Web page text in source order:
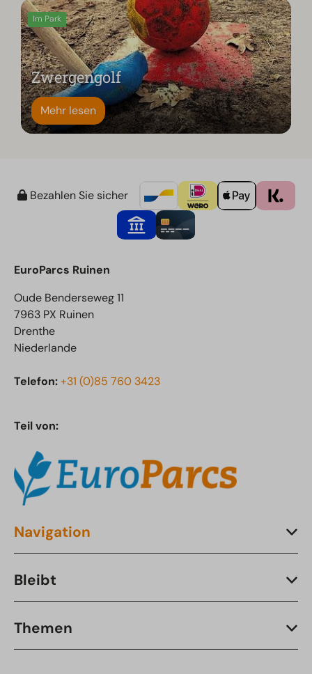
Im Park
Zwergengolf
Mehr lesen
Bezahlen Sie sicher
EuroParcs Ruinen
Oude Benderseweg 11
7963 PX Ruinen
Drenthe
Niederlande
Telefon:+31 (0)85 760 3423
Teil von:
Navigation
Bleibt
Themen